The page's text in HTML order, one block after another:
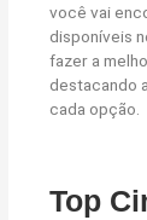
você vai
disponíveis
fazer a
destacando
cada opção.
Top